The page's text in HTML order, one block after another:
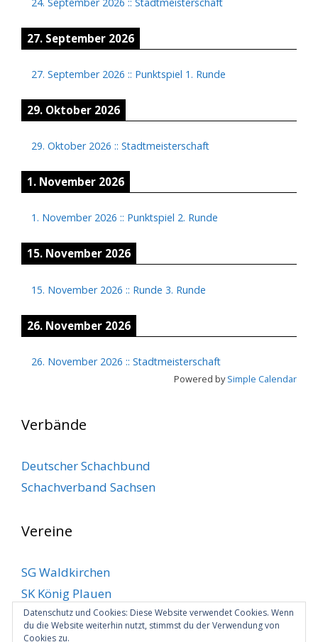
27. September 2026
27. September 2026 :: Punktspiel 1. Runde
29. Oktober 2026
29. Oktober 2026 :: Stadtmeisterschaft
1. November 2026
1. November 2026 :: Punktspiel 2. Runde
15. November 2026
15. November 2026 :: Runde 3. Runde
26. November 2026
26. November 2026 :: Stadtmeisterschaft
Powered bySimple Calendar
Verbände
Deutscher Schachbund
Schachverband Sachsen
Vereine
SG Waldkirchen
SK König Plauen
SV Klingenthal
SV Markneukirchen
Datenschutz und Cookies: Diese Website verwendet Cookies. Wenn
du die Website weiterhin nutzt, stimmst du der Verwendung von
Cookies zu.